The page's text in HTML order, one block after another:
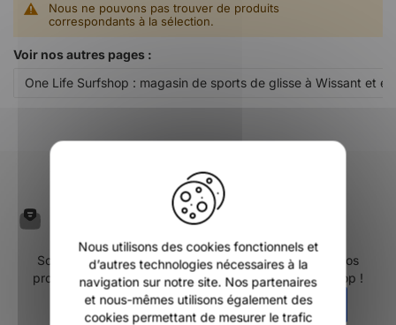
Nous ne pouvons pas trouver de produits
correspondants à la sélection.
Voir nos autres pages :
One Life Surfshop : magasin de sports de glisse à Wissant et
Inscrivez-vous à notre
newsletter
Soyez les premiers informés de nos nouveautés, de nos
promotions et de toute l'actualités de One Life Surfshop !
ENVOYER
Nous utilisons des cookies fonctionnels et
d’autres technologies nécessaires à la
navigation sur notre site. Nos partenaires
et nous-mêmes utilisons également des
cookies permettant de mesurer le trafic